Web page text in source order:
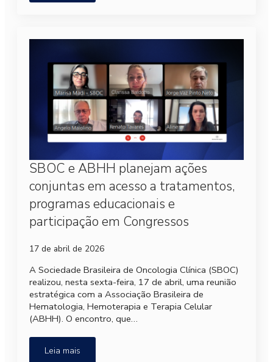
SBOC e ABHH planejam ações
conjuntas em acesso a tratamentos,
programas educacionais e
participação em Congressos
17 de abril de 2026
A Sociedade Brasileira de Oncologia Clínica (SBOC)
realizou, nesta sexta-feira, 17 de abril, uma reunião
estratégica com a Associação Brasileira de
Hematologia, Hemoterapia e Terapia Celular
(ABHH). O encontro, que…
Leia mais